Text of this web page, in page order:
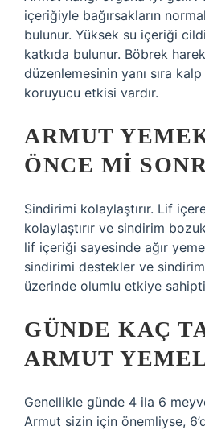
içeriğiyle bağırsakların
bulunur. Yüksek su içeriği
katkıda bulunur. Böbrek
düzenlemesinin yanı sıra
koruyucu etkisi vardır.
ARMUT
ÖNCE MI
Sindirimi kolaylaştırır. Lif
kolaylaştırır ve sindirim
lif içeriği sayesinde ağır
sindirimi destekler ve
üzerinde olumlu etkiye
GÜNDE KAÇ
ARMUT
Genellikle günde 4 ila 6
Armut sizin için önemliyse,